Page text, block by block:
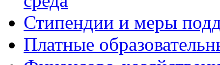
Стипендии и меры
Платные